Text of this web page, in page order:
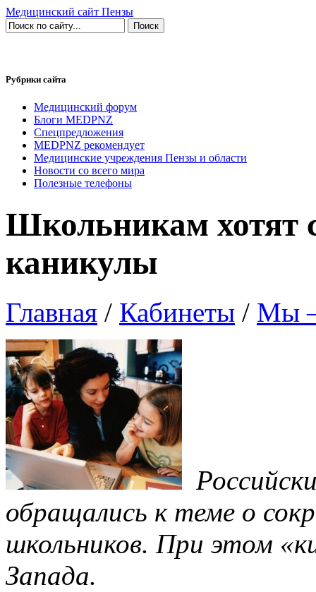
Медицинский сайт Пензы
Рубрики сайта
Медицинский форум
Блоги MEDPNZ
Спецпредложения
MEDPNZ рекомендует
Медицинские учреждения Пензы и области
Новости со всего мира
Полезные телефоны
Школьникам хотят
каникулы
Главная / Кабинеты / Мы
обращались к теме о
школьников. При этом
Запада.